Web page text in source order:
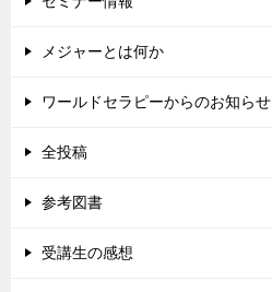
メジャーとは何か
ワールドセラピーからのお知らせ
全投稿
参考図書
受講生の感想